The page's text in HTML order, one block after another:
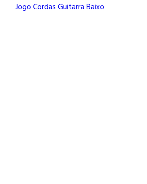
Jogo Cordas Guitarra Baixo